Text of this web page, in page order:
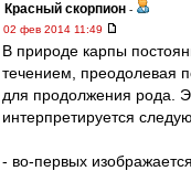
Красный скорпион -
02 фев 2014 11:49
В природе карпы
течением, преодолевая
для продолжения рода.
интерпретируется
- во-первых